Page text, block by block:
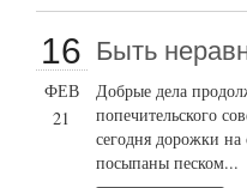
16
ФЕВ
21
Быть
Добрые дела
попечительского
сегодня дорожки
посыпаны песком...